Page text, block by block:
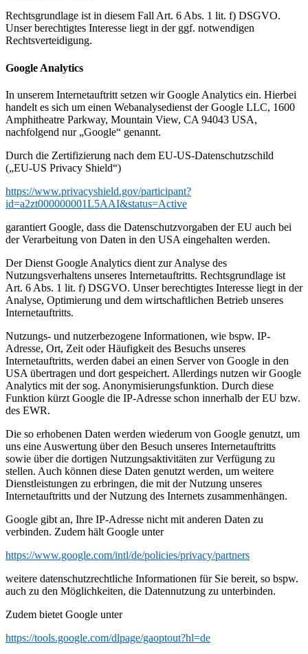
Rechtsgrundlage ist in diesem Fall Art. 6 Abs. 1 lit. f) DSGVO.
Unser berechtigtes Interesse liegt in der ggf. notwendigen
Rechtsverteidigung.
Google Analytics
In unserem Internetauftritt setzen wir Google Analytics ein. Hierbei
handelt es sich um einen Webanalysedienst der Google LLC, 1600
Amphitheatre Parkway, Mountain View, CA 94043 USA,
nachfolgend nur „Google“ genannt.
Durch die Zertifizierung nach dem EU-US-Datenschutzschild
(„EU-US Privacy Shield“)
https://www.privacyshield.gov/participant?
id=a2zt000000001L5AAI&status=Active
garantiert Google, dass die Datenschutzvorgaben der EU auch bei
der Verarbeitung von Daten in den USA eingehalten werden.
Der Dienst Google Analytics dient zur Analyse des
Nutzungsverhaltens unseres Internetauftritts. Rechtsgrundlage ist
Art. 6 Abs. 1 lit. f) DSGVO. Unser berechtigtes Interesse liegt in der
Analyse, Optimierung und dem wirtschaftlichen Betrieb unseres
Internetauftritts.
Nutzungs- und nutzerbezogene Informationen, wie bspw. IP-
Adresse, Ort, Zeit oder Häufigkeit des Besuchs unseres
Internetauftritts, werden dabei an einen Server von Google in den
USA übertragen und dort gespeichert. Allerdings nutzen wir Google
Analytics mit der sog. Anonymisierungsfunktion. Durch diese
Funktion kürzt Google die IP-Adresse schon innerhalb der EU bzw.
des EWR.
Die so erhobenen Daten werden wiederum von Google genutzt, um
uns eine Auswertung über den Besuch unseres Internetauftritts
sowie über die dortigen Nutzungsaktivitäten zur Verfügung zu
stellen. Auch können diese Daten genutzt werden, um weitere
Dienstleistungen zu erbringen, die mit der Nutzung unseres
Internetauftritts und der Nutzung des Internets zusammenhängen.
Google gibt an, Ihre IP-Adresse nicht mit anderen Daten zu
verbinden. Zudem hält Google unter
https://www.google.com/intl/de/policies/privacy/partners
weitere datenschutzrechtliche Informationen für Sie bereit, so bspw.
auch zu den Möglichkeiten, die Datennutzung zu unterbinden.
Zudem bietet Google unter
https://tools.google.com/dlpage/gaoptout?hl=de